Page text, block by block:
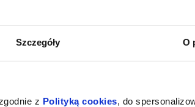
Szczegóły O
z Polityką cookies, do